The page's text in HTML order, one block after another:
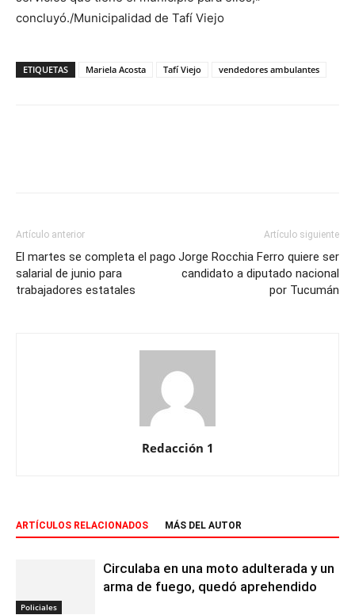
concluyó./Municipalidad de Tafí Viejo
ETIQUETAS Mariela Acosta Tafí Viejo vendedores ambulantes
Artículo anterior
El martes se completa el pago
salarial de junio para
trabajadores estatales
Artículo siguiente
Jorge Rocchia Ferro quiere ser
candidato a diputado nacional
por Tucumán
Redacción 1
ARTÍCULOS RELACIONADOS MÁS DEL AUTOR
Policiales
Circulaba en una moto adulterada y un
arma de fuego, quedó aprehendido